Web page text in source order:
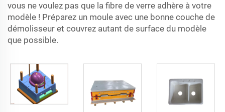
vous ne voulez pas que la fibre de verre adhère à votre
modèle ! Préparez un moule avec une bonne couche de
démolisseur et couvrez autant de surface du modèle
que possible.